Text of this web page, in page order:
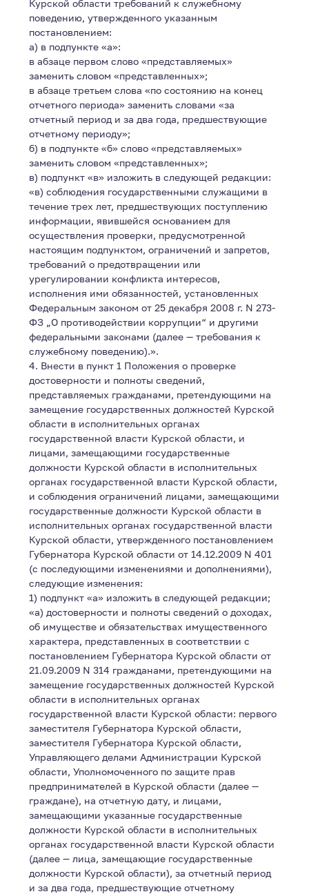
Курской области требований к служебному
поведению, утвержденного указанным
постановлением:
а) в подпункте «а»:
в абзаце первом слово «представляемых»
заменить словом «представленных»;
в абзаце третьем слова «по состоянию на конец
отчетного периода» заменить словами «за
отчетный период и за два года, предшествующие
отчетному периоду»;
б) в подпункте «б» слово «представляемых»
заменить словом «представленных»;
в) подпункт «в» изложить в следующей редакции:
«в) соблюдения государственными служащими в
течение трех лет, предшествующих поступлению
информации, явившейся основанием для
осуществления проверки, предусмотренной
настоящим подпунктом, ограничений и запретов,
требований о предотвращении или
урегулировании конфликта интересов,
исполнения ими обязанностей, установленных
Федеральным законом от 25 декабря 2008 г. N 273-
ФЗ „О противодействии коррупции“ и другими
федеральными законами (далее — требования к
служебному поведению).».
4. Внести в пункт 1 Положения о проверке
достоверности и полноты сведений,
представляемых гражданами, претендующими на
замещение государственных должностей Курской
области в исполнительных органах
государственной власти Курской области, и
лицами, замещающими государственные
должности Курской области в исполнительных
органах государственной власти Курской области,
и соблюдения ограничений лицами, замещающими
государственные должности Курской области в
исполнительных органах государственной власти
Курской области, утвержденного постановлением
Губернатора Курской области от 14.12.2009 N 401
(с последующими изменениями и дополнениями),
следующие изменения:
1) подпункт «а» изложить в следующей редакции;
«а) достоверности и полноты сведений о доходах,
об имуществе и обязательствах имущественного
характера, представленных в соответствии с
постановлением Губернатора Курской области от
21.09.2009 N 314 гражданами, претендующими на
замещение государственных должностей Курской
области в исполнительных органах
государственной власти Курской области: первого
заместителя Губернатора Курской области,
заместителя Губернатора Курской области,
Управляющего делами Администрации Курской
области, Уполномоченного по защите прав
предпринимателей в Курской области (далее —
граждане), на отчетную дату, и лицами,
замещающими указанные государственные
должности Курской области в исполнительных
органах государственной власти Курской области
(далее — лица, замещающие государственные
должности Курской области), за отчетный период
и за два года, предшествующие отчетному